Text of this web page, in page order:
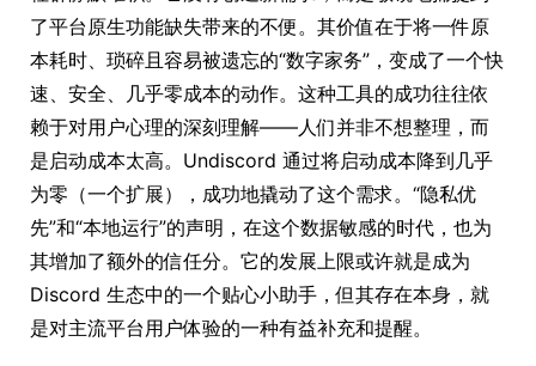
了平台原生功能缺失带来的不便。其价值在于将一件原
本耗时、琐碎且容易被遗忘的“数字家务”，变成了一个快
速、安全、几乎零成本的动作。这种工具的成功往往依
赖于对用户心理的深刻理解——人们并非不想整理，而
是启动成本太高。Undiscord 通过将启动成本降到几乎
为零（一个扩展），成功地撬动了这个需求。“隐私优
先”和“本地运行”的声明，在这个数据敏感的时代，也为
其增加了额外的信任分。它的发展上限或许就是成为
Discord 生态中的一个贴心小助手，但其存在本身，就
是对主流平台用户体验的一种有益补充和提醒。